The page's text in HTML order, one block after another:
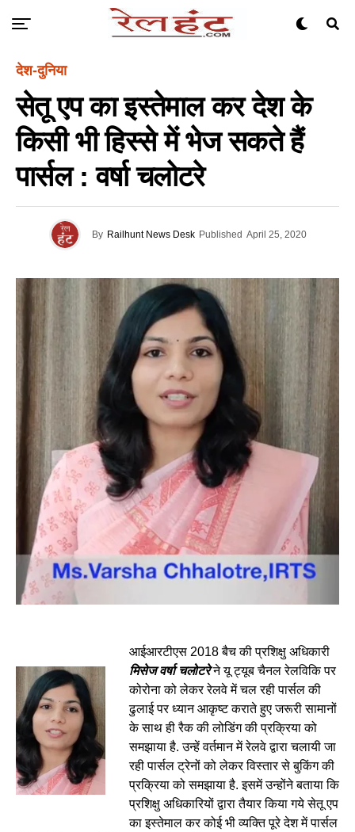
देश-दुनिया
सेतू एप का इस्तेमाल कर देश के
किसी भी हिस्से में भेज सकते हैं
पार्सल : वर्षा चलोटरे
By Railhunt News Desk Published April 25, 2020
आईआरटीएस 2018 बैच की प्रशिक्षु अधिकारी
मिसेज वर्षा चलोटरेने यू ट्यूब चैनल रेलविकि पर
कोरोना को लेकर रेलवे में चल रही पार्सल की
ढुलाई पर ध्यान आकृष्ट कराते हुए जरूरी सामानों
के साथ ही रैक की लोडिंग की प्रक्रिया को
समझाया है. उन्हें वर्तमान में रेलवे द्वारा चलायी जा
रही पार्सल ट्रेनों को लेकर विस्तार से बुकिंग की
प्रक्रिया को समझाया है. इसमें उन्होंने बताया कि
प्रशिक्षु अधिकारियों द्वारा तैयार किया गये सेतू एप
का इस्तेमाल कर कोई भी व्यक्ति पूरे देश में पार्सल